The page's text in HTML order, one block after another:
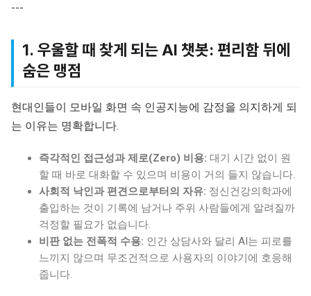
---
1. 우울할 때 찾게 되는 AI 챗봇: 편리함 뒤에
숨은 맹점
현대인들이 모바일 화면 속 인공지능에 감정을 의지하게 되
는 이유는 명확합니다.
즉각적인 접근성과 제로(Zero) 비용: 대기 시간 없이 원
할 때 바로 대화할 수 있으며 비용이 거의 들지 않습니다.
사회적 낙인과 편견으로부터의 자유: 정신건강의학과에
출입하는 것이 기록에 남거나 주위 사람들에게 알려질까
걱정할 필요가 없습니다.
비판 없는 전폭적 수용: 인간 상담사와 달리 AI는 피로를
느끼지 않으며 무조건적으로 사용자의 이야기에 호응해
줍니다.